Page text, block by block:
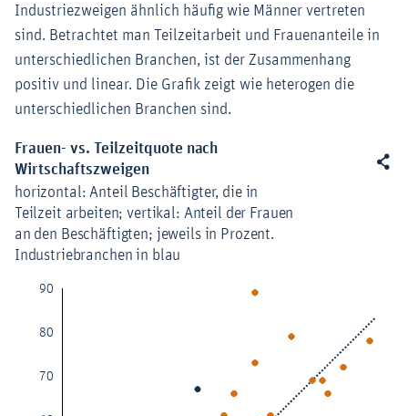
Industriezweigen ähnlich häufig wie Männer vertreten
sind. Betrachtet man Teilzeitarbeit und Frauenanteile in
unterschiedlichen Branchen, ist der Zusammenhang
positiv und linear. Die Grafik zeigt wie heterogen die
unterschiedlichen Branchen sind.